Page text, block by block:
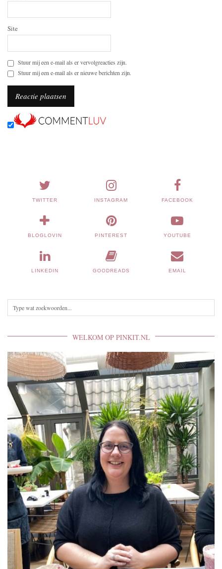
Site
Stuur mij een e-mail als er vervolgreacties zijn.
Stuur mij een e-mail als er nieuwe berichten zijn.
TWITTER INSTAGRAM FACEBOOK
BLOGLOVIN PINTEREST YOUTUBE
LINKEDIN GOODREADS EMAIL
WELKOM OP PINKIT.NL